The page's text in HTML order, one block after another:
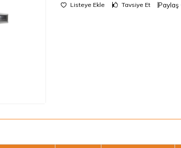
Listeye Ekle Tavsiye Et Paylaş